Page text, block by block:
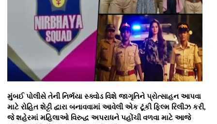
મુંબઈ પોલીસેતેની નિર્ભયા સ્ક્વોડવિશે જાગૃતિને પ્રોત્સાહન આપવા
માટે રોહિત શેટ્ટી દ્વારા બનાવવામાં આવેલી એક ટૂંકી ફિલ્મ રિલીઝ કરી,
જે શહેરમાં મહિલાઓ વિરુદ્ધ અપરાધને પહોંચી વળવા માટે આજે